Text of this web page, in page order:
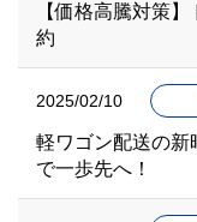
【価格高騰対策
約
2025/02/10
軽ワゴン配送の新
で一歩先へ！